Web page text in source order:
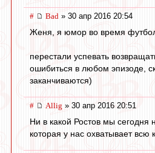
# Bad » 30 апр 2016 20:54
Женя, я юмор во время
перестали успевать
ошибиться в любом эпизоде,
заканчиваются)
# Allig » 30 апр 2016 20:51
Ни в какой Ростов мы
которая у нас охватывает всю